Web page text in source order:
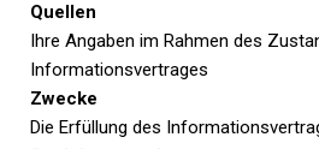
Quellen
Ihre Angaben im Rahmen des
Informationsvertrages
Zwecke
Die Erfüllung des